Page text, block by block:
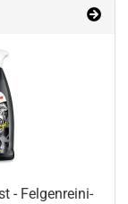
- Fel­gen­rei­ni­